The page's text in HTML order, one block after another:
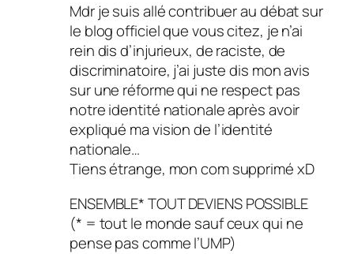
Mdr je suis allé contribuer au débat sur
le blog officiel que vous citez, je n’ai
rein dis d’injurieux, de raciste, de
discriminatoire, j’ai juste dis mon avis
sur une réforme qui ne respect pas
notre identité nationale après avoir
expliqué ma vision de l’identité
nationale…
Tiens étrange, mon com supprimé xD
ENSEMBLE* TOUT DEVIENS POSSIBLE
(* = tout le monde sauf ceux qui ne
pense pas comme l’UMP)